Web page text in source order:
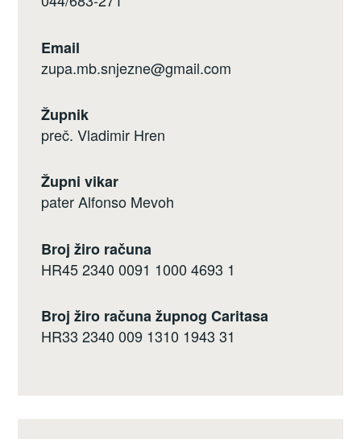
Email
zupa.mb.snjezne@gmail.com
Župnik
preč. Vladimir Hren
Župni vikar
pater Alfonso Mevoh
Broj žiro računa
HR45 2340 0091 1000 4693 1
Broj žiro računa župnog Caritasa
HR33 2340 009 1310 1943 31